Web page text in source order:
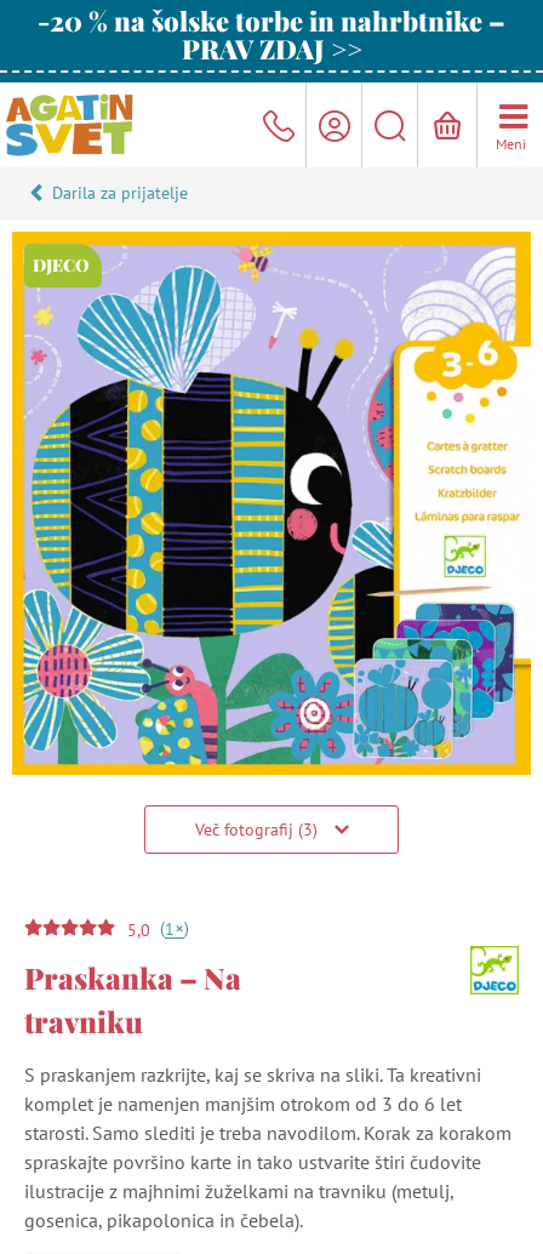
-20 % na šolske torbe in nahrbtnike –
PRAV ZDAJ >>
Meni
Darila za prijatelje
DJECO
Več fotografij (3)
5,0 (1+)
Praskanka – Na
travniku
S praskanjem razkrijte, kaj se skriva na sliki. Ta kreativni
komplet je namenjen manjšim otrokom od 3 do 6 let
starosti. Samo slediti je treba navodilom. Korak za korakom
spraskajte površino karte in tako ustvarite štiri čudovite
ilustracije z majhnimi žuželkami na travniku (metulj,
gosenica, pikapolonica in čebela).